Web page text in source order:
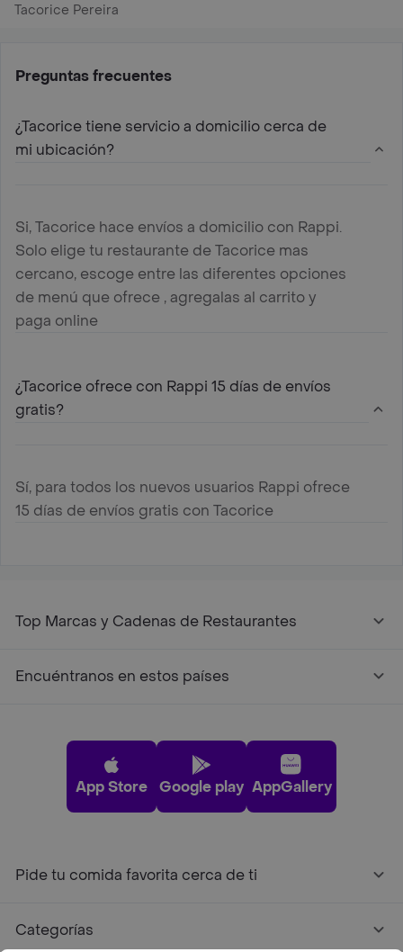
Tacorice Pereira
Preguntas frecuentes
¿Tacorice tiene servicio a domicilio cerca de
mi ubicación?
Si, Tacorice hace envíos a domicilio con Rappi.
Solo elige tu restaurante de Tacorice mas
cercano, escoge entre las diferentes opciones
de menú que ofrece , agregalas al carrito y
paga online
¿Tacorice ofrece con Rappi 15 días de envíos
gratis?
Sí, para todos los nuevos usuarios Rappi ofrece
15 días de envíos gratis con Tacorice
Top Marcas y Cadenas de Restaurantes
Encuéntranos en estos países
App Store Google play AppGallery
Pide tu comida favorita cerca de ti
Categorías